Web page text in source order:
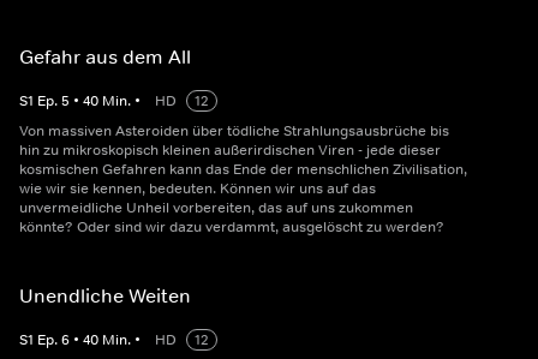
Gefahr aus dem All
S1 Ep.5 • 40 Min. • HD
12
Von massiven Asteroiden über tödliche Strahlungsausbrüche bis
hin zu mikroskopisch kleinen außerirdischen Viren - jede dieser
kosmischen Gefahren kann das Ende der menschlichen Zivilisation,
wie wir sie kennen, bedeuten. Können wir uns auf das
unvermeidliche Unheil vorbereiten, das auf uns zukommen
könnte? Oder sind wir dazu verdammt, ausgelöscht zu werden?
Unendliche Weiten
S1 Ep.6 • 40 Min. • HD
12